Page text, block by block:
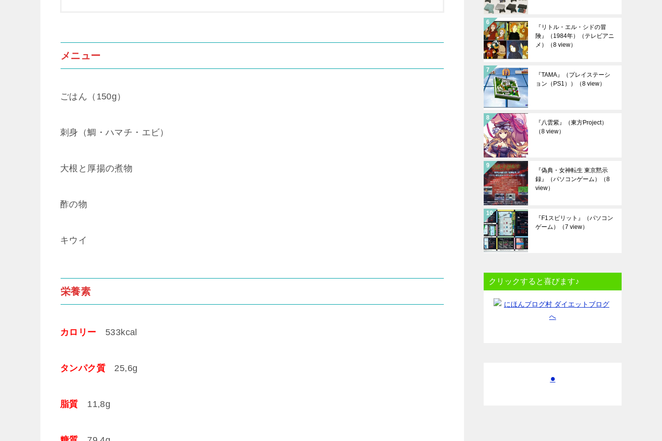
メニュー
ごはん（150g）
刺身（鯛・ハマチ・エビ）
大根と厚揚の煮物
酢の物
キウイ
栄養素
カロリー 533kcal
タンパク質 25,6g
脂質 11,8g
『リトル・エル・シドの冒
険』（1984年）（テレビアニ
メ）
（8 view）
『TAMA』（プレイステーシ
ョン（PS1））
（8 view）
『八雲紫』（東方Project）
（8 view）
『偽典・女神転生 東京黙示
録』（パソコンゲーム）
（8
view）
『F1スピリット』（パソコン
ゲーム）
（7 view）
クリックすると喜びます♪
●